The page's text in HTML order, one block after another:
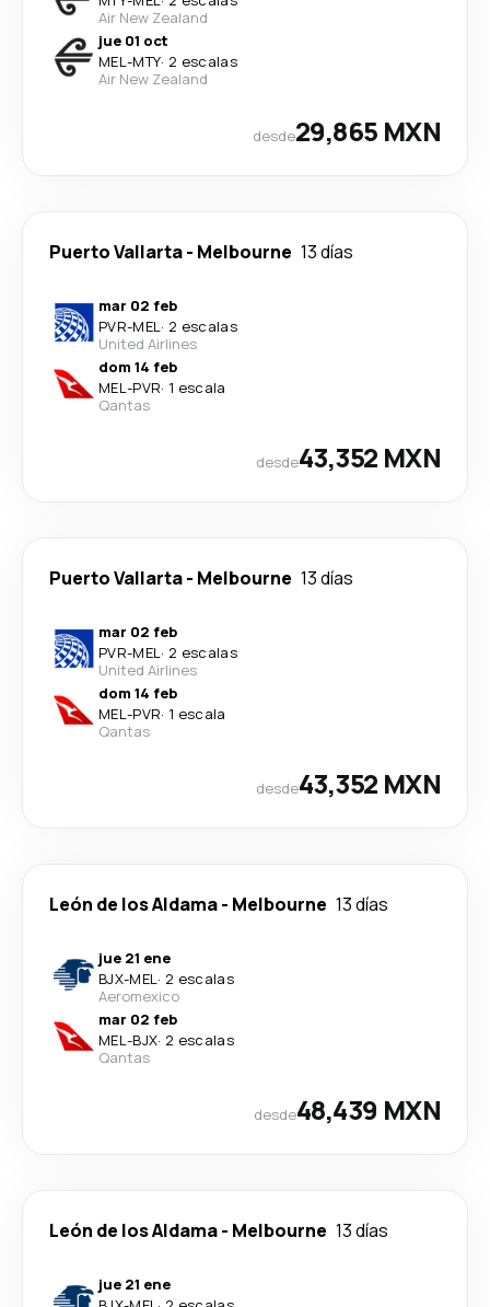
Air New Zealand
jue 01 oct
MEL-MTY· 2 escalas
Air New Zealand
desde29,865 MXN
Puerto Vallarta- Melbourne 13 días
mar 02 feb
PVR-MEL· 2 escalas
United Airlines
dom 14 feb
MEL-PVR· 1 escala
Qantas
desde43,352 MXN
Puerto Vallarta- Melbourne 13 días
mar 02 feb
PVR-MEL· 2 escalas
United Airlines
dom 14 feb
MEL-PVR· 1 escala
Qantas
desde43,352 MXN
León de los Aldama- Melbourne 13 días
jue 21 ene
BJX-MEL· 2 escalas
Aeromexico
mar 02 feb
MEL-BJX· 2 escalas
Qantas
desde48,439 MXN
León de los Aldama- Melbourne 13 días
jue 21 ene